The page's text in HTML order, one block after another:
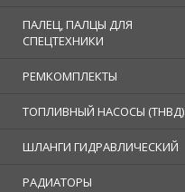
ПАЛЕЦ, ПАЛЦЫ ДЛЯ
СПЕЦТЕХНИКИ
РЕМКОМПЛЕКТЫ
ТОПЛИВНЫЙ НАСОСЫ (ТНВД)
ШЛАНГИ ГИДРАВЛИЧЕСКИЙ
РАДИАТОРЫ